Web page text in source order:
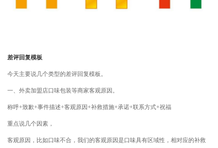
差评回复模板
今天主要说几个类型的差评回复模板。
一、外卖加盟店口味包装等商家客观原因。
称呼+致歉+事件描述+客观原因+补救措施+承诺+联系方式+祝福
重点说几个因素，
客观原因，比如口味不合，我们的客观原因是口味具有区域性，相对应的补救